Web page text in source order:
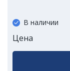
В наличии
Цена